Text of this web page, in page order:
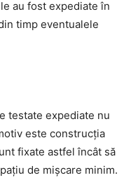
au fost expediate în
timp eventualele
testate expediate nu
este construcția
fixate astfel încât să
de mișcare minim.